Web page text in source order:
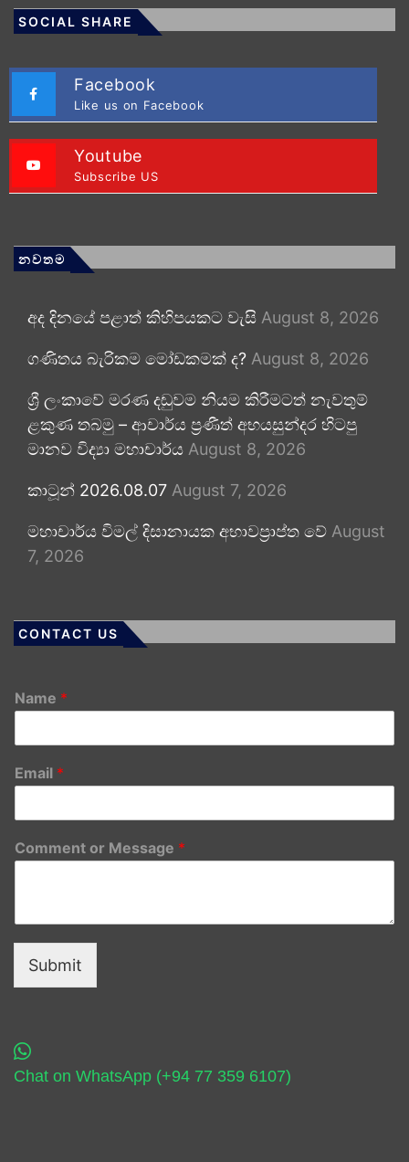
SOCIAL SHARE
Facebook
Like us on Facebook
Youtube
Subscribe US
නවතම
අද දිනයේ පළාත් කිහිපයකට වැසි August 8, 2026
ගණිතය බැරිකම මෝඩකමක් ද? August 8, 2026
ශ්‍රී ලංකාවේ මරණ දඬුවම නියම කිරීමටත් නැවතුම්
ළකුණ තබමු – ආචාර්ය ප්‍රණීත් අභයසුන්දර හිටපු
මානව විද්‍යා මහාචාර්ය August 8, 2026
කාටූන් 2026.08.07 August 7, 2026
මහාචාර්ය විමල් දිසානායක අභාවප්‍රාප්ත වේ August
7, 2026
CONTACT US
Name *
Email *
Comment or Message *
Submit
Chat on WhatsApp (+94 77 359 6107)